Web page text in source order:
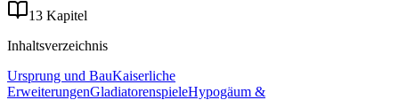
13 Kapitel
Inhaltsverzeichnis
Ursprung und BauKaiserliche
ErweiterungenGladiatorenspieleHypogäum &